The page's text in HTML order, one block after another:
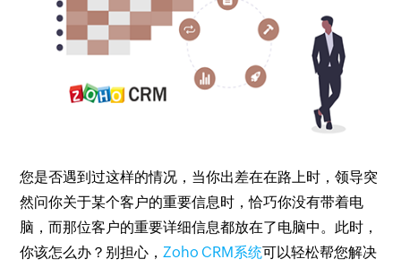
您是否遇到过这样的情况，当你出差在在路上时，领导突
然问你关于某个客户的重要信息时，恰巧你没有带着电
脑，而那位客户的重要详细信息都放在了电脑中。此时，
你该怎么办？别担心，Zoho CRM系统可以轻松帮您解决